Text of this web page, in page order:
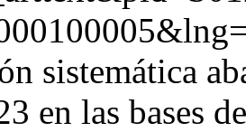
sistemática
en las bases